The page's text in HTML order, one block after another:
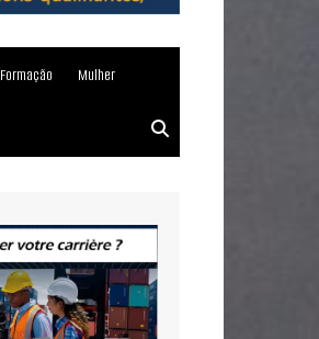
Formação Mulher